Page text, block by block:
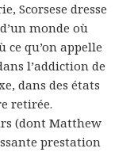
Scorsese dresse
monde où
qu’on appelle
l’addiction de
dans des états
retirée.
(dont Matthew
prestation